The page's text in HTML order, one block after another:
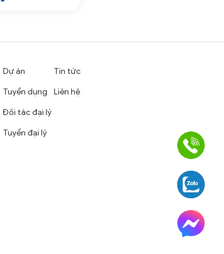
Dự án
Tuyển dụng
Đối tác đại lý
Tuyển đại lý
Tin tức
Liên hệ